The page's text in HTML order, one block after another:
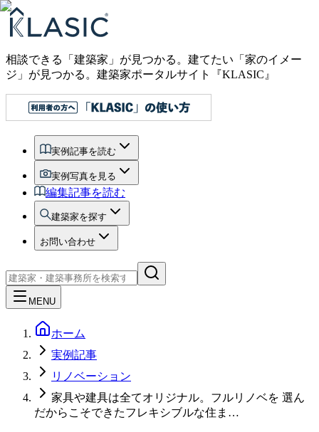
相談できる「建築家」が見つかる。建てたい「家のイメー
ジ」が見つかる。 建築家ポータルサイト『KLASIC』
実例記事を読む
実例写真を見る
編集記事を読む
建築家を探す
お問い合わせ
MENU
ホーム
実例記事
リノベーション
家具や建具は全てオリジナル。フルリノベを 選ん
だからこそできたフレキシブルな住ま…